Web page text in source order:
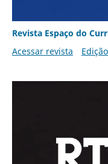
Revista Espaço do
Acessar revista